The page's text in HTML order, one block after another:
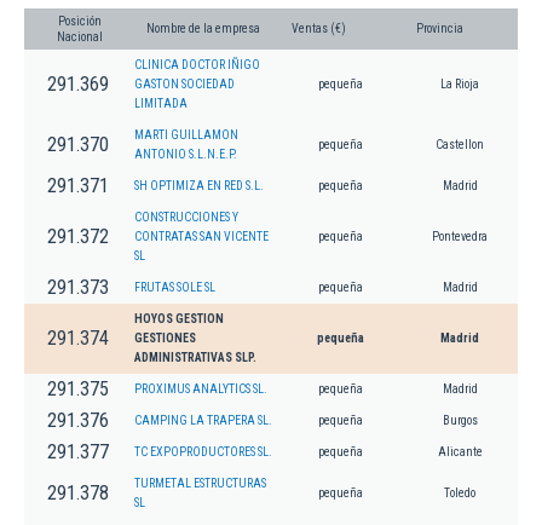
Posición
Nacional
Nombre de la empresa Ventas (€) Provincia
291.369
CLINICA DOCTOR IÑIGO
GASTON SOCIEDAD
LIMITADA
pequeña La Rioja
291.370
MARTI GUILLAMON
ANTONIO S.L.N.E.P.
pequeña Castellon
291.371 SH OPTIMIZA EN RED S.L. pequeña Madrid
291.372
CONSTRUCCIONES Y
CONTRATAS SAN VICENTE
SL
pequeña Pontevedra
291.373 FRUTAS SOLE SL pequeña Madrid
291.374
HOYOS GESTION
GESTIONES
ADMINISTRATIVAS SLP.
pequeña Madrid
291.375 PROXIMUS ANALYTICS SL. pequeña Madrid
291.376 CAMPING LA TRAPERA SL. pequeña Burgos
291.377 TC EXPOPRODUCTORES SL. pequeña Alicante
291.378
TURMETAL ESTRUCTURAS
SL
pequeña Toledo